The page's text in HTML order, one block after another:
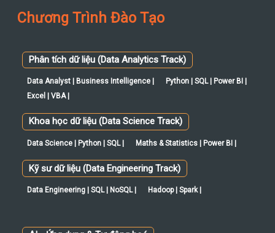
Data Analyst | Business Intelligence |
Python | SQL | Power BI |
Excel | VBA |
Khoa học dữ liệu (Data Science Track)
Data Science | Python | SQL | Maths & Statistics | Power BI |
Kỹ sư dữ liệu (Data Engineering Track)
Data Engineering | SQL | NoSQL | Hadoop | Spark |
AI Fundamentals | AI Engineer